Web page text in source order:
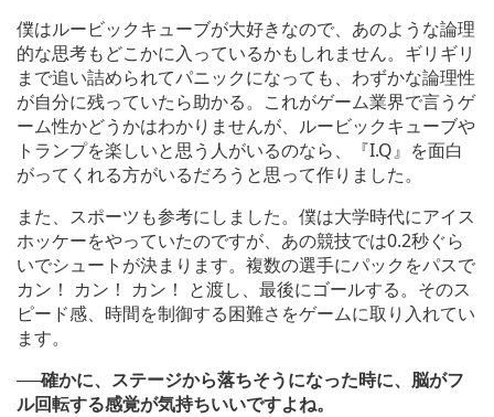
僕はルービックキューブが大好きなので、あのような論理
的な思考もどこかに入っているかもしれません。ギリギリ
まで追い詰められてパニックになっても、わずかな論理性
が自分に残っていたら助かる。これがゲーム業界で言うゲ
ーム性かどうかはわかりませんが、ルービックキューブや
トランプを楽しいと思う人がいるのなら、『I.Q』を面白
がってくれる方がいるだろうと思って作りました。
また、スポーツも参考にしました。僕は大学時代にアイス
ホッケーをやっていたのですが、あの競技では0.2秒ぐら
いでシュートが決まります。複数の選手にパックをパスで
カン！ カン！ カン！ と渡し、最後にゴールする。そのス
ピード感、時間を制御する困難さをゲームに取り入れてい
ます。
──確かに、ステージから落ちそうになった時に、脳がフ
ル回転する感覚が気持ちいいですよね。